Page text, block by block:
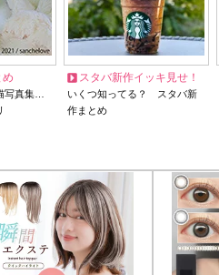
め
写真集…
スタバ新作イッキ見せ！
いくつ知ってる？ スタバ新
作まとめ